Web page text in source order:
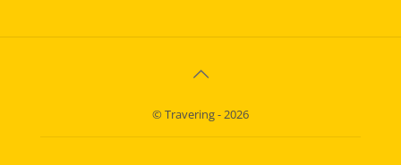
© Travering - 2026